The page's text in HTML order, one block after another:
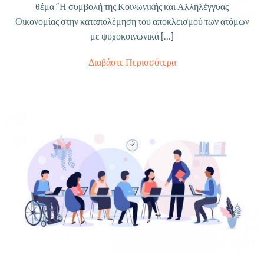
θέμα “Η συμβολή της Κοινωνικής και Αλληλέγγυας
Οικονομίας στην καταπολέμηση του αποκλεισμού των ατόμων
με ψυχοκοινωνικά […]
Διαβάστε Περισσότερα